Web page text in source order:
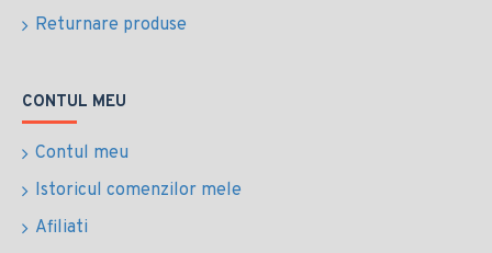
Returnare produse
CONTUL MEU
Contul meu
Istoricul comenzilor mele
Afiliati